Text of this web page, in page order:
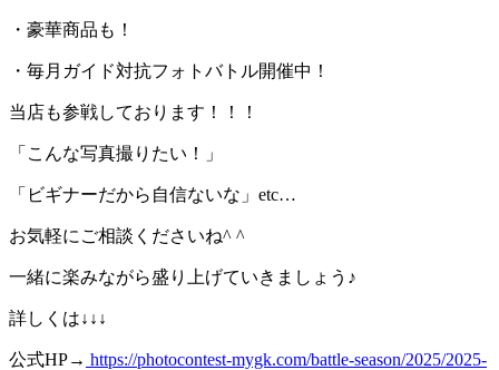
・豪華商品も！
・毎月ガイド対抗フォトバトル開催中！
当店も参戦しております！！！
「こんな写真撮りたい！」
「ビギナーだから自信ないな」etc…
お気軽にご相談くださいね^ ^
一緒に楽みながら盛り上げていきましょう♪
詳しくは↓↓↓
公式HP→ https://photocontest-mygk.com/battle-season/2025/2025-